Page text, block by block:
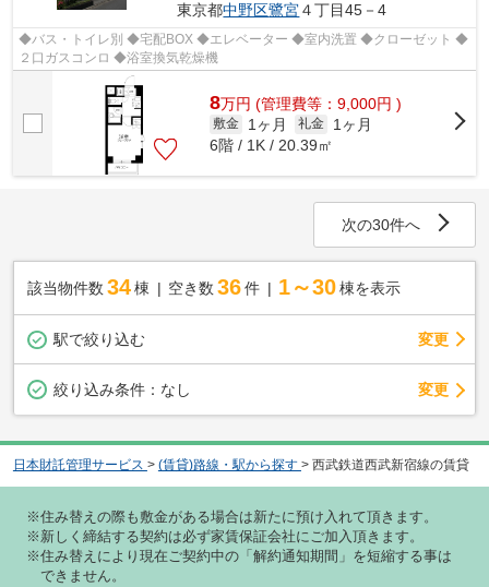
東京都中野区鷺宮４丁目45－4
◆バス・トイレ別 ◆宅配BOX ◆エレベーター ◆室内洗置 ◆クローゼット ◆
２口ガスコンロ ◆浴室換気乾燥機
8万円 (管理費等：9,000円 )
敷金 1ヶ月 礼金
1ヶ月
6階 / 1K / 20.39㎡
次の30件へ
該当物件数 34棟 空き数 36 件 1～30 棟を表示
駅で絞り込む 変更
絞り込み条件： なし 変更
日本財託管理サービス > (賃貸)路線・駅から探す > 西武鉄道西武新宿線の賃貸
※住み替えの際も敷金がある場合は新たに預け入れて頂きます。
※新しく締結する契約は必ず家賃保証会社にご加入頂きます。
※住み替えにより現在ご契約中の「解約通知期間」を短縮する事は
できません。